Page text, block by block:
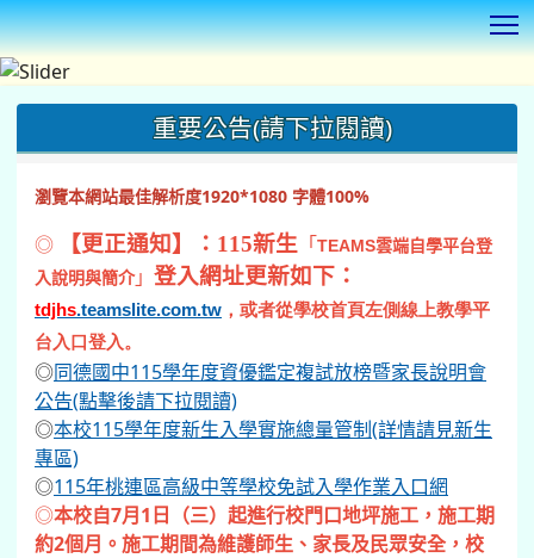
重要公告(請下拉閱讀)
瀏覽本網站最佳解析度1920*1080 字體100%
◎ 【更正通知】：115新生 「 TEAMS雲端自學平台登
入說明與簡介」 登入網址更新如下：
tdjhs.teamslite.com.tw ，或者從學校首頁左側線上教學平
台入口登入。
◎同德國中115學年度資優鑑定複試放榜暨家長說明會
公告(點擊後請下拉閱讀)
◎本校115學年度新生入學實施總量管制(詳情請見新生
專區)
◎115年桃連區高級中等學校免試入學作業入口網
◎本校自7月1日（三）起進行校門口地坪施工，施工期
約2個月。施工期間為維護師生、家長及民眾安全，校